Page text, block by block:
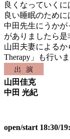
良くなっていく
良い睡眠のため
中田先生にうかが
がありましたら是
山田夫妻によるか
Therapy」も行い
山田佳克
中田 光紀
open/start 18:30/